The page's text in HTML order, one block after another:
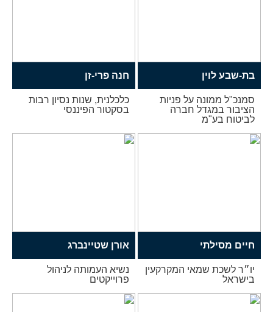
בת-שבע לוין
סמנכ"ל ממונה על פניות
הציבור במגדל חברה
לביטוח בע"מ
חנה פרי-זן
כלכלנית, שנות נסיון רבות
בסקטור הפיננסי
חיים מסילתי
יו״ר לשכת שמאי המקרקעין
בישראל
אורן שטיינברג
נשיא העמותה לניהול
פרוייקטים